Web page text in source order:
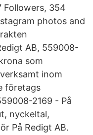
Followers, 354
photos and
AB, 559008-
som
inom
företags
2169 - På
nyckeltal,
På Redigt AB.